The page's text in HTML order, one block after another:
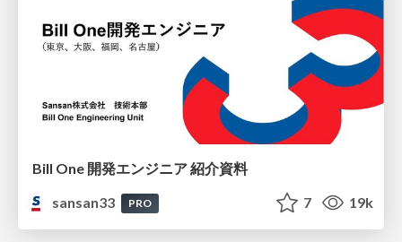
Bill One 開発エンジニア 紹介資料
sansan33
PRO 7 19k